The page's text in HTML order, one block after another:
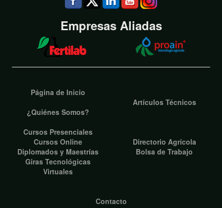
Empresas Aliadas
Página de Inicio
¿Quiénes Somos?
Artículos Técnicos
Cursos Presenciales
Cursos Online
Diplomados y Maestrías
Giras Tecnológicas
Virtuales
Directorio Agrícola
Bolsa de Trabajo
Contacto